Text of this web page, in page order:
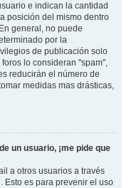
e indican la cantidad
posición del mismo dentro
general, no puede
por la
de publicación solo
lo consideran "spam",
reducirán el número de
medidas mas drásticas,
un usuario, ¡me pide que
a otros usuarios a través
Esto es para prevenir el uso